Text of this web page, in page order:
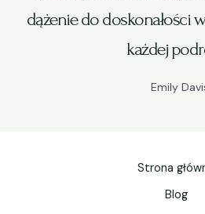
dążenie do doskonałości
każdej
Emily
Strona
Blog